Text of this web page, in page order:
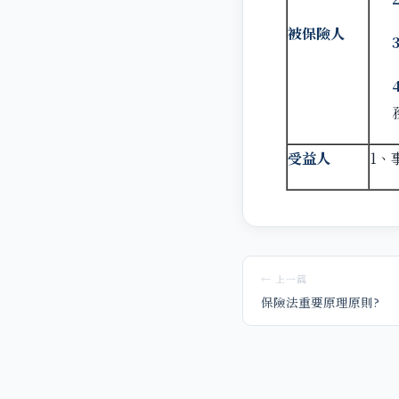
被保險人
受益人 1、
← 上一篇
保險法重要原理原則?